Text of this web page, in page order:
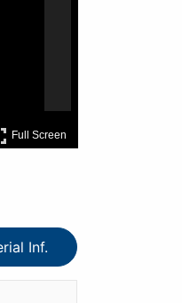
Inf.